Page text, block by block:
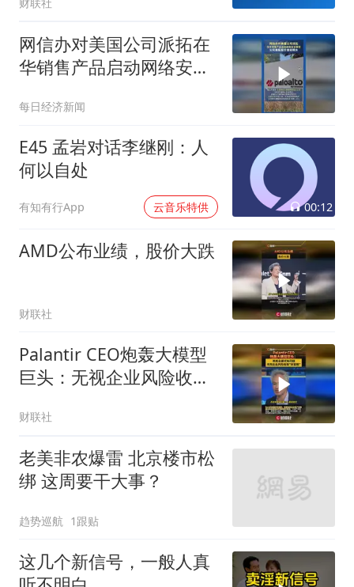
涨；北京购房政策调整
网信办对美国公司派拓在
华销售产品启动网络安全
跳水
每日经济新闻
E45 孟岩对话李继刚：人
何以自处
有知有行App 云音乐特供 00:12
AMD公布业绩，股价大跌
财联社
Palantir CEO炮轰大模型
巨头：无视企业风险收取
财联社
老美非农爆雷 北京楼市松
绑 这周要干大事？
趋势巡航 1跟贴
这几个新信号，一般人真